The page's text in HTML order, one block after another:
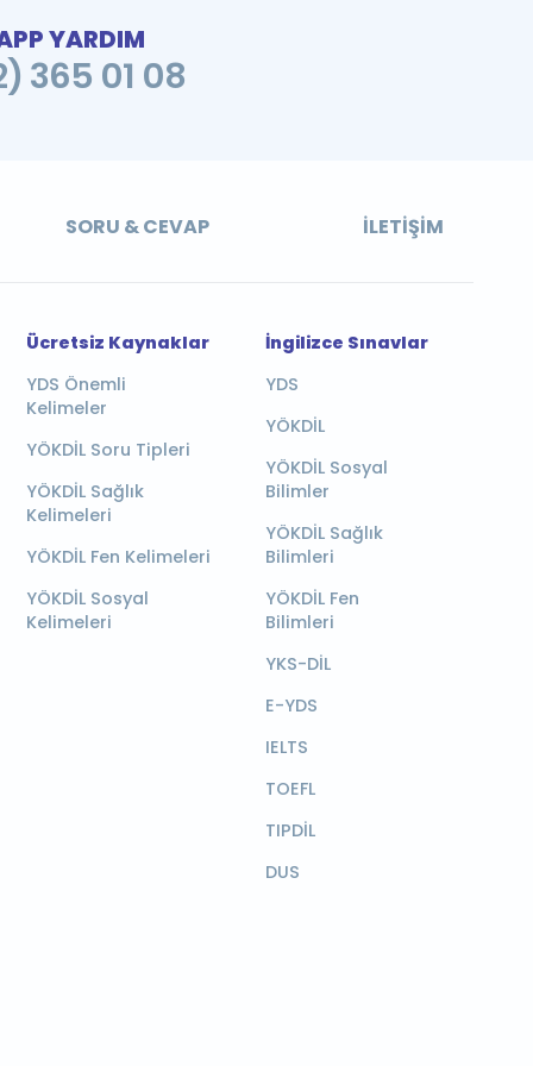
YARDIM
365 01 08
SORU & CEVAP İLETIŞIM
Ücretsiz Kaynaklar
YDS Önemli
Kelimeler
YÖKDİL Soru Tipleri
YÖKDİL Sağlık
Kelimeleri
YÖKDİL Fen Kelimeleri
YÖKDİL Sosyal
Kelimeleri
İngilizce Sınavlar
YDS
YÖKDİL
YÖKDİL Sosyal
Bilimler
YÖKDİL Sağlık
Bilimleri
YÖKDİL Fen
Bilimleri
YKS-DİL
E-YDS
IELTS
TOEFL
TIPDİL
DUS